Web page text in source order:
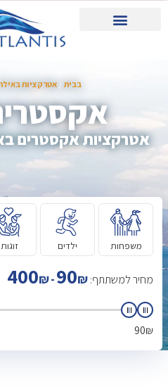
בבית אטרקציות
אטרקציות אקסטרים
משפחות ילדים זוגות
מחיר למשתתף: 90₪
-
400₪
90₪